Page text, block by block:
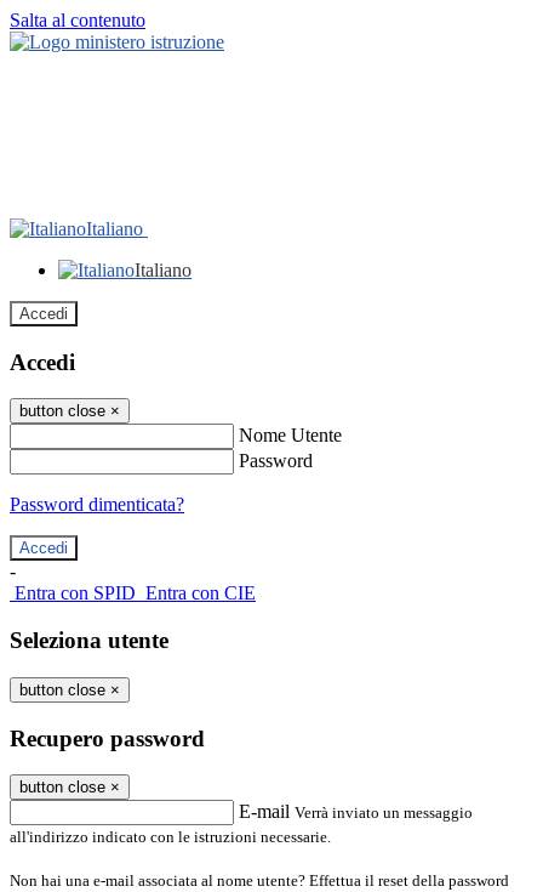
Salta al contenuto
Italiano
Italiano
Accedi
Accedi
button close ×
Nome Utente
Password
Password dimenticata?
-
Entra con SPID Entra con CIE
Seleziona utente
button close ×
Recupero password
button close ×
E-mail Verrà inviato un messaggio
all'indirizzo indicato con le istruzioni necessarie.
Non hai una e-mail associata al nome utente? Effettua il reset della password